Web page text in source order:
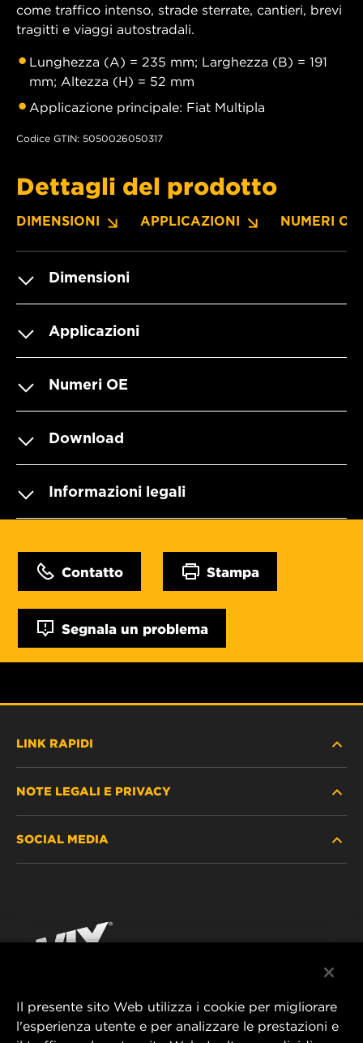
come traffico intenso, strade sterrate, cantieri, brevi
tragitti e viaggi autostradali.
Lunghezza (A) = 235 mm; Larghezza (B) = 191
mm; Altezza (H) = 52 mm
Applicazione principale: Fiat Multipla
Codice GTIN: 5050026050317
Dettagli del prodotto
DIMENSIONI APPLICAZIONI NUMERI OE
Dimensioni
Applicazioni
Numeri OE
Download
Informazioni legali
Contatto Stampa
Segnala un problema
LINK RAPIDI
DOVE ACQUISTARE
CONTATTACI
NOTE LEGALI E PRIVACY
IMPRESSUM
SOCIAL MEDIA
YouTube
MANN+HUMMEL FT Poland
Il presente sito Web utilizza i cookie per migliorare
l'esperienza utente e per analizzare le prestazioni e